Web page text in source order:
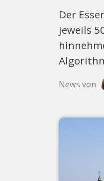
Der
jeweils
News von